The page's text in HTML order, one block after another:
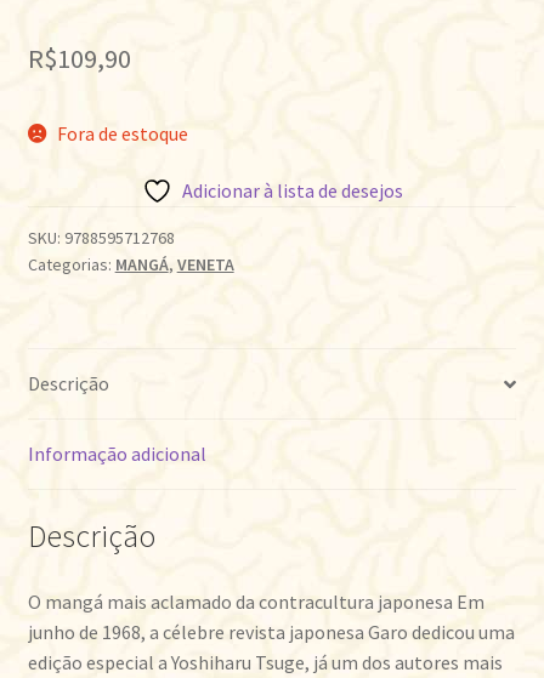
R$109,90
Fora de estoque
Adicionar à lista de desejos
SKU: 9788595712768
Categorias: MANGÁ, VENETA
Descrição
Informação adicional
Descrição
O mangá mais aclamado da contracultura japonesa Em
junho de 1968, a célebre revista japonesa Garo dedicou uma
edição especial a Yoshiharu Tsuge, já um dos autores mais